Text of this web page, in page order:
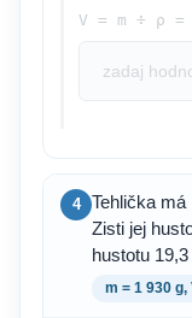
V = m ÷ ρ
4
Tehlička má
Zisti jej
hustotu 19,3
m = 1 930 g,